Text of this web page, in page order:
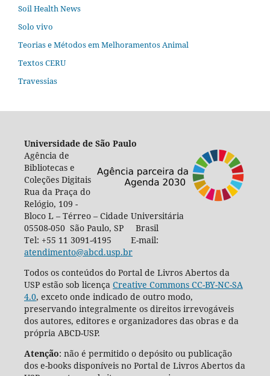
Soil Health News
Solo vivo
Teorias e Métodos em Melhoramentos Animal
Textos CERU
Travessias
Universidade de São Paulo
Agência de
Bibliotecas e
Coleções Digitais
Rua da Praça do
Relógio, 109 -
Bloco L – Térreo – Cidade Universitária
05508-050 São Paulo, SP Brasil
Tel: +55 11 3091-4195 E-mail:
atendimento@abcd.usp.br
Todos os conteúdos do Portal de Livros Abertos da
USP estão sob licença Creative Commons CC-BY-NC-SA
4.0, exceto onde indicado de outro modo,
preservando integralmente os direitos irrevogáveis
dos autores, editores e organizadores das obras e da
própria ABCD-USP.
Atenção: não é permitido o depósito ou publicação
dos e-books disponíveis no Portal de Livros Abertos da